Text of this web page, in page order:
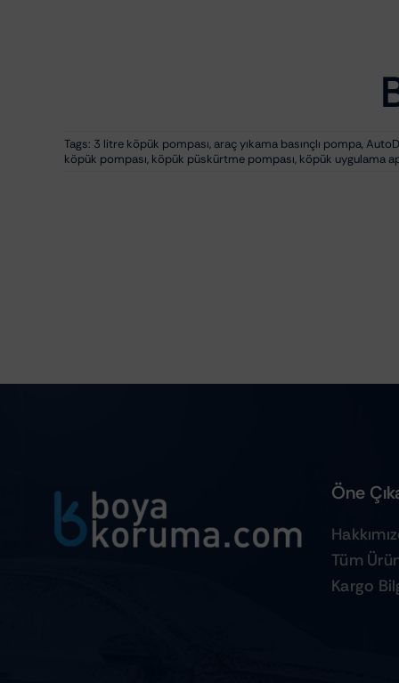
Tags: 3 litre köpük pompası, araç yıkama basınçlı pompa,
köpük pompası, köpük püskürtme pompası, köpük uygulama
Öne
Tüm
Kargo